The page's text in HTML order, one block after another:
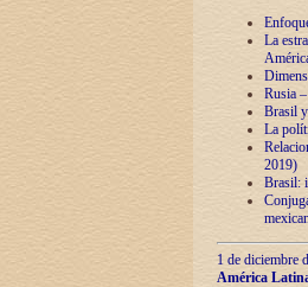
La
Rusia
Brasil
La
2019)
Brasil:
1 de diciembre
América